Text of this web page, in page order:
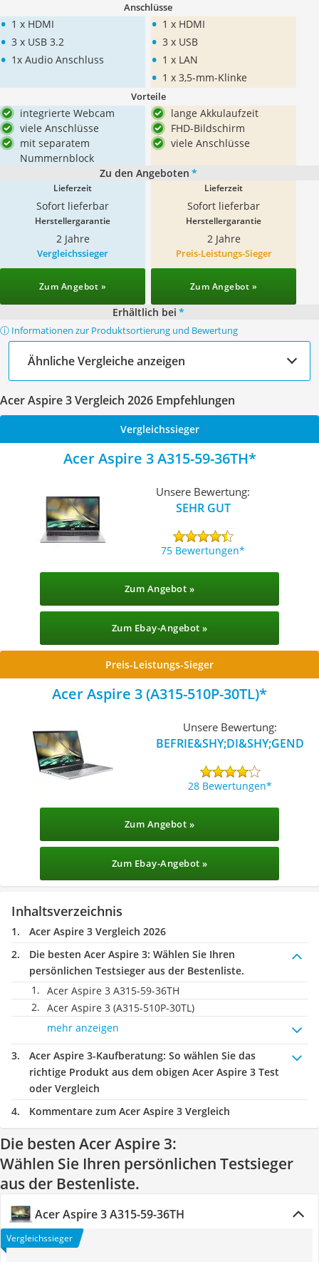
Anschlüsse
• 1 x HDMI
• 3 x USB 3.2
• 1x Audio Anschluss
• 1 x HDMI
• 3 x USB
• 1 x LAN
• 1 x 3,5-mm-Klinke
Vorteile
integrierte Webcam
viele Anschlüsse
mit separatem
Nummernblock
lange Akkulaufzeit
FHD-Bildschirm
viele Anschlüsse
Zu den Angeboten *
Lieferzeit
Sofort lieferbar
Lieferzeit
Sofort lieferbar
Herstellergarantie
2 Jahre
Herstellergarantie
2 Jahre
Vergleichssieger
Zum Angebot »
Preis-Leistungs-Sieger
Zum Angebot »
Erhältlich bei *
ⓘ Informationen zur Produktsortierung und Bewertung
Ähnliche Vergleiche anzeigen
Acer Aspire 3 Vergleich 2026 Empfehlungen
Vergleichssieger
Acer Aspire 3 A315-59-36TH
Unsere Bewertung:
SEHR GUT
75 Bewertungen
Zum Angebot »
Zum Ebay-Angebot »
Preis-Leistungs-Sieger
Acer Aspire 3 (A315-510P-30TL)
Unsere Bewertung:
BEFRIE&SHY;DI&SHY;GEND
28 Bewertungen
Zum Angebot »
Zum Ebay-Angebot »
Inhaltsverzeichnis
Acer Aspire 3 Vergleich 2026
Die besten Acer Aspire 3: Wählen Sie Ihren
persönlichen Testsieger aus der Bestenliste.
Acer Aspire 3 A315-59-36TH
Acer Aspire 3 (A315-510P-30TL)
mehr anzeigen
Acer Aspire 3-Kaufberatung: So wählen Sie das
richtige Produkt aus dem obigen Acer Aspire 3 Test
oder Vergleich
Kommentare zum Acer Aspire 3 Vergleich
Die besten Acer Aspire 3:
Wählen Sie Ihren persönlichen Testsieger
aus der Bestenliste.
Acer Aspire 3 A315-59-36TH
Vergleichssieger